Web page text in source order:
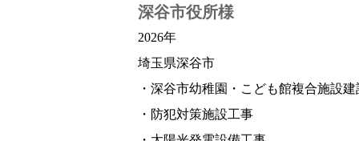
深谷市役所様
2026年
埼玉県深谷市
・深谷市幼稚園・こども館複合施設
・防犯対策施設工事